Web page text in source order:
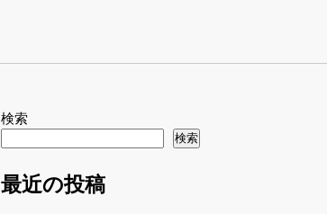
検索
検索
最近の投稿